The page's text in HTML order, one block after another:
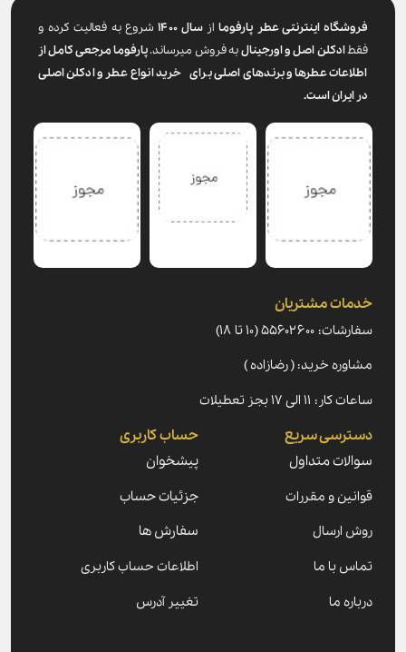
فروشگاه اینترنتی عطر پارفوما از سال ۱۴۰۰
شروع به فعالیت کرده و
فقطادکلن اصل و اورجینالبه فروش میرساند.پارفومامرجعی کامل از
اطلاعات عطرها و برندهای اصلی برای خرید انواع عطر و ادکلن اصلی
در ایران است.
خدمات مشتریان
سفارشات: ۵۵۶۰۲۶۰۰ (۱۰ تا ۱۸)
مشاوره خرید: ( رضازاده )
ساعات کار: ۱۱ الی ۱۷ بجز تعطیلات
دسترسی سریع
سوالات متداول
قوانین و مقررات
روش ارسال
تماس با ما
درباره ما
حساب کاربری
پیشخوان
جزئیات حساب
سفارش ها
اطلاعات حساب کاربری
تغییر آدرس